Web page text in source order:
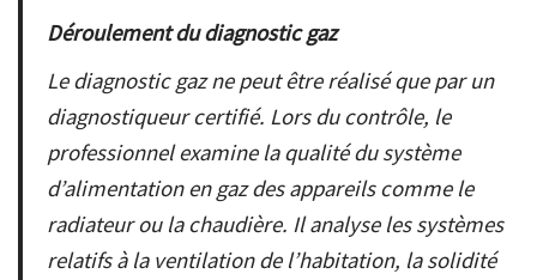
Déroulement du diagnostic gaz
Le diagnostic gaz ne peut être réalisé que par un
diagnostiqueur certifié. Lors du contrôle, le
professionnel examine la qualité du système
d’alimentation en gaz des appareils comme le
radiateur ou la chaudière. Il analyse les systèmes
relatifs à la ventilation de l’habitation, la solidité